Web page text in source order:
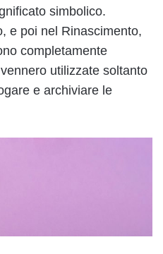
simbolico.
e poi nel Rinascimento,
completamente
utilizzate soltanto
e archiviare le